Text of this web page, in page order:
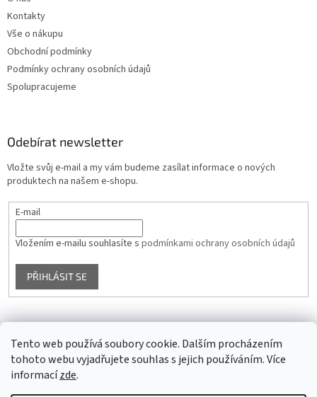
Tento web používá soubory cookie. Dalším procházením
tohoto webu vyjadřujete souhlas s jejich používáním. Více
informacízde.
Kontakty
Vše o nákupu
Obchodní podmínky
Podmínky ochrany osobních údajů
Spolupracujeme
Odebírat newsletter
Vložte svůj e-mail a my vám budeme zasílat informace o nových
produktech na našem e-shopu.
E-mail
Vložením e-mailu souhlasíte s podmínkami ochrany osobních údajů
PŘIHLÁSIT SE
Facebook